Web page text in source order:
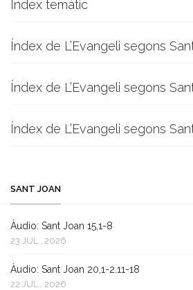
Índex temàtic
Índex de L’Evangeli segons
Índex de L’Evangeli segons
Índex de L’Evangeli segons
SANT JOAN
Àudio: Sant Joan 15,1-8
23 JUL., 2026
Àudio: Sant Joan 20,1-2.11-18
22 JUL., 2026